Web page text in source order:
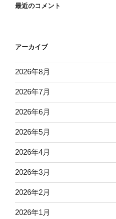
最近のコメント
アーカイブ
2026年8月
2026年7月
2026年6月
2026年5月
2026年4月
2026年3月
2026年2月
2026年1月